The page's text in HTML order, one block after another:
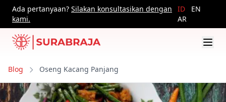
Ada pertanyaan? Silakan konsultasikan dengan
kami.
ID
EN
AR
Blog Oseng Kacang Panjang